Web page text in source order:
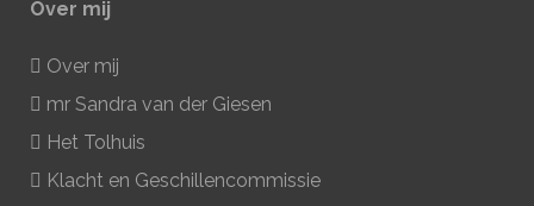
Over mij
Over mij
mr Sandra van der Giesen
Het Tolhuis
Klacht en Geschillencommissie